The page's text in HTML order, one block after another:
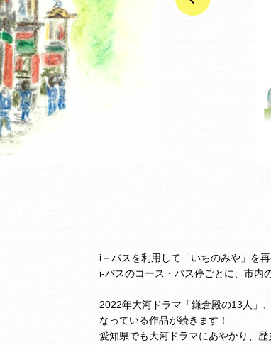
i－バスを利用して「いちのみや」を
i-バスのコース・バス停ごとに、市内
2022年大河ドラマ「鎌倉殿の13人」
なっている作品が続きます！
愛知県でも大河ドラマにあやかり、